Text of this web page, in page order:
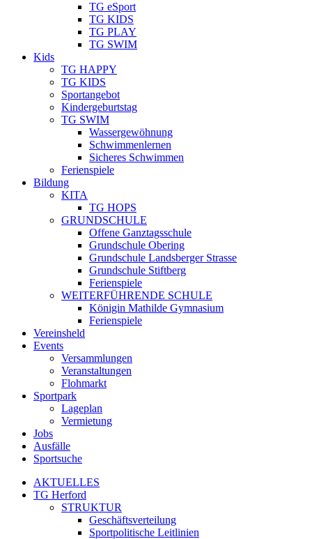
TG eSport
TG KIDS
TG PLAY
TG SWIM
Kids
TG HAPPY
TG KIDS
Sportangebot
Kindergeburtstag
TG SWIM
Wassergewöhnung
Schwimmenlernen
Sicheres Schwimmen
Ferienspiele
Bildung
KITA
TG HOPS
GRUNDSCHULE
Offene Ganztagsschule
Grundschule Obering
Grundschule Landsberger Strasse
Grundschule Stiftberg
Ferienspiele
WEITERFÜHRENDE SCHULE
Königin Mathilde Gymnasium
Ferienspiele
Vereinsheld
Events
Versammlungen
Veranstaltungen
Flohmarkt
Sportpark
Lageplan
Vermietung
Jobs
Ausfälle
Sportsuche
AKTUELLES
TG Herford
STRUKTUR
Geschäftsverteilung
Sportpolitische Leitlinien